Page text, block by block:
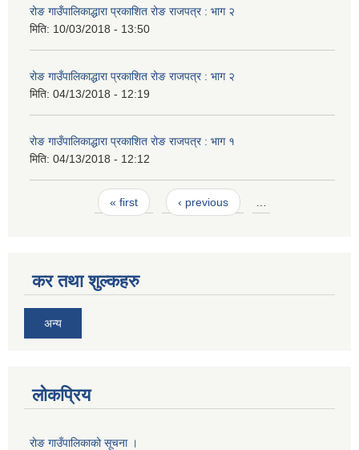
रोङ गाउँपालिकाद्धारा प्रकाशित रोङ राजपत्र : भाग २
मिति: 10/03/2018 - 13:50
रोङ गाउँपालिकाद्धारा प्रकाशित रोङ राजपत्र : भाग २
मिति: 04/13/2018 - 12:19
रोङ गाउँपालिकाद्धारा प्रकाशित रोङ राजपत्र : भाग १
मिति: 04/13/2018 - 12:12
« first ‹ previous …
कर तथा शुल्कहरु
अन्य
लोकप्रिय
राेङ गाउँपालिकाको सूचना ।